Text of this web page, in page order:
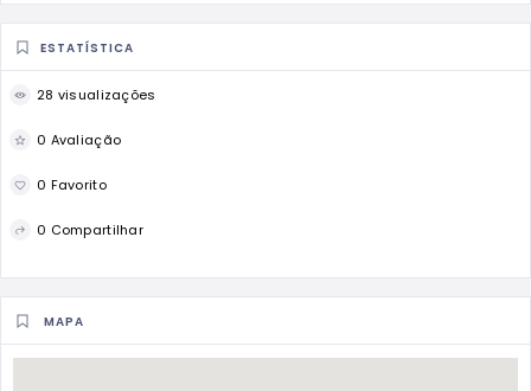
ESTATÍSTICA
28 visualizações
0 Avaliação
0 Favorito
0 Compartilhar
MAPA